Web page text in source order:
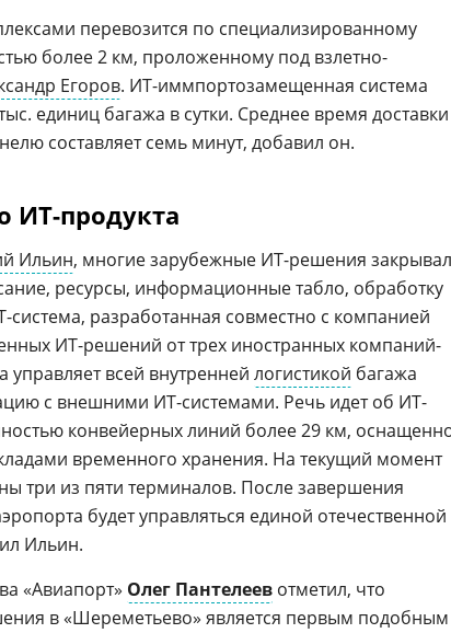
перевозится по специализированному
более 2 км, проложенному под взлетно-
Егоров. ИТ-иммпортозамещенная система
единиц багажа в сутки. Среднее время доставки
составляет семь минут, добавил он.
ИТ-продукта
Ильин, многие зарубежные ИТ-решения
ресурсы, информационные табло, обработку
система, разработанная совместно с компанией
ИТ-решений от трех иностранных компаний-
всей внутренней логистикой багажа
с внешними ИТ-системами. Речь идет об ИТ-
конвейерных линий более 29 км,
временного хранения. На текущий момент
три из пяти терминалов. После завершения
будет управляться единой отечественной
Ильин.
«Авиапорт» Олег Пантелеев отметил, что
в «Шереметьево» является первым подобным